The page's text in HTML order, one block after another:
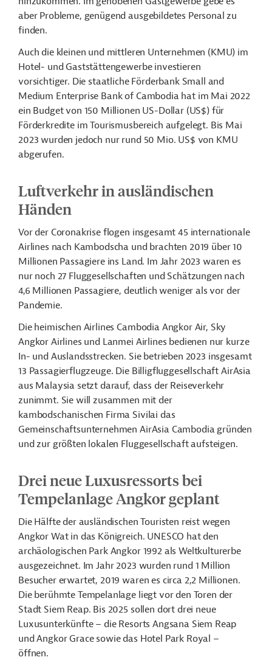
aber Probleme, genügend ausgebildetes Personal zu
finden.
Auch die kleinen und mittleren Unternehmen (KMU) im
Hotel- und Gaststättengewerbe investieren
vorsichtiger. Die staatliche Förderbank Small and
Medium Enterprise Bank of Cambodia hat im Mai 2022
ein Budget von 150 Millionen US-Dollar (US$) für
Förderkredite im Tourismusbereich aufgelegt. Bis Mai
2023 wurden jedoch nur rund 50 Mio. US$ von KMU
abgerufen.
Luftverkehr in ausländischen
Händen
Vor der Coronakrise flogen insgesamt 45 internationale
Airlines nach Kambodscha und brachten 2019 über 10
Millionen Passagiere ins Land. Im Jahr 2023 waren es
nur noch 27 Fluggesellschaften und Schätzungen nach
4,6 Millionen Passagiere, deutlich weniger als vor der
Pandemie.
Die heimischen Airlines Cambodia Angkor Air, Sky
Angkor Airlines und Lanmei Airlines bedienen nur kurze
In- und Auslandsstrecken. Sie betrieben 2023 insgesamt
13 Passagierflugzeuge. Die Billigfluggesellschaft AirAsia
aus Malaysia setzt darauf, dass der Reiseverkehr
zunimmt. Sie will zusammen mit der
kambodschanischen Firma Sivilai das
Gemeinschaftsunternehmen AirAsia Cambodia gründen
und zur größten lokalen Fluggesellschaft aufsteigen.
Drei neue Luxusressorts bei
Tempelanlage Angkor geplant
Die Hälfte der ausländischen Touristen reist wegen
Angkor Wat in das Königreich. UNESCO hat den
archäologischen Park Angkor 1992 als Weltkulturerbe
ausgezeichnet. Im Jahr 2023 wurden rund 1 Million
Besucher erwartet, 2019 waren es circa 2,2 Millionen.
Die berühmte Tempelanlage liegt vor den Toren der
Stadt Siem Reap. Bis 2025 sollen dort drei neue
Luxusunterkünfte – die Resorts Angsana Siem Reap
und Angkor Grace sowie das Hotel Park Royal –
öffnen.